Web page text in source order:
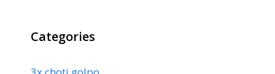
Categories